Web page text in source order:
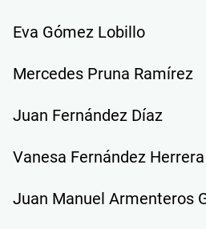
Eva Gómez Lobillo
Mercedes Pruna Ramírez
Juan Fernández Díaz
Vanesa Fernández Herrera
Juan Manuel Armenteros